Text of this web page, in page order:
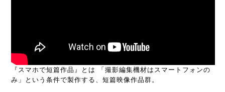
『スマホで短篇作品』とは 「撮影編集機材はスマートフォンの
み」という条件で製作する、短篇映像作品群。